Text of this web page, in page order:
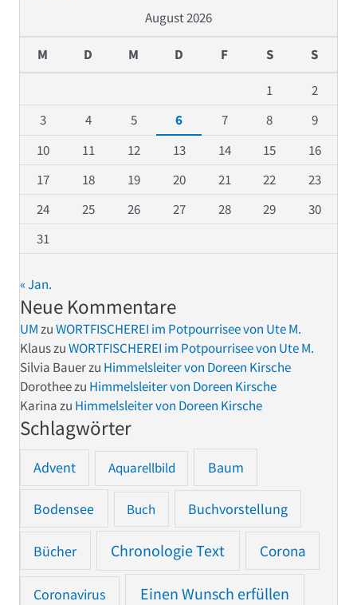
August 2026
M D M D F S S
1
2
3
4 5 6 7 8
9
10
11 12 13 14 15
16
17
18 19 20 21 22
23
24
25 26 27 28 29
30
31
« Jan.
Neue Kommentare
UMzuWORTFISCHEREI im Potpourrisee von Ute M.
KlauszuWORTFISCHEREI im Potpourrisee von Ute M.
Silvia Bauerzu Himmelsleiter von Doreen Kirsche
Dorotheezu Himmelsleiter von Doreen Kirsche
Karinazu Himmelsleiter von Doreen Kirsche
Schlagwörter
Advent Aquarellbild Baum
Bodensee Buch Buchvorstellung
Bücher Chronologie Text Corona
Coronavirus Einen Wunsch erfüllen